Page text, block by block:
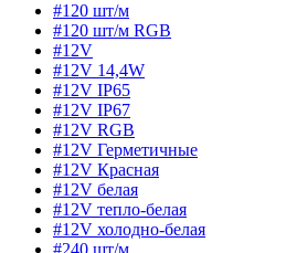
#120 шт/м
#120 шт/м RGB
#12V
#12V 14,4W
#12V IP65
#12V IP67
#12V RGB
#12V Герметичные
#12V Красная
#12V белая
#12V тепло-белая
#12V холодно-белая